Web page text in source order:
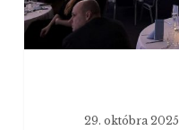
29. októbra 2025